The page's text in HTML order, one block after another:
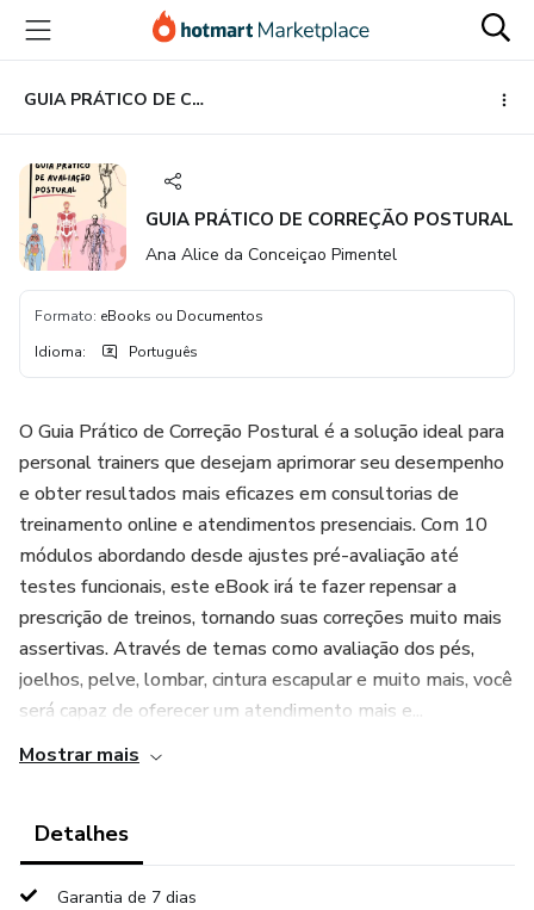
para
conteúdo
principal
para
pagamento
para
rodapé
GUIA PRÁTICO DE CORREÇÃO POSTURAL
GUIA PRÁTICO DE CORREÇÃO POSTURAL
Ana Alice da Conceiçao Pimentel
Formato: eBooks ou Documentos
Idioma: Português
O Guia Prático de Correção Postural é a solução ideal para
personal trainers que desejam aprimorar seu desempenho
e obter resultados mais eficazes em consultorias de
treinamento online e atendimentos presenciais. Com 10
módulos abordando desde ajustes pré-avaliação até
testes funcionais, este eBook irá te fazer repensar a
prescrição de treinos, tornando suas correções muito mais
assertivas. Através de temas como avaliação dos pés,
joelhos, pelve, lombar, cintura escapular e muito mais, você
será capaz de oferecer um atendimento mais e...
Mostrar mais
Detalhes
Garantia de 7 dias